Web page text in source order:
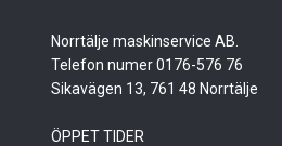
Norrtälje maskinservice AB.
Telefon numer 0176-576 76
Sikavägen 13, 761 48 Norrtälje
ÖPPET TIDER